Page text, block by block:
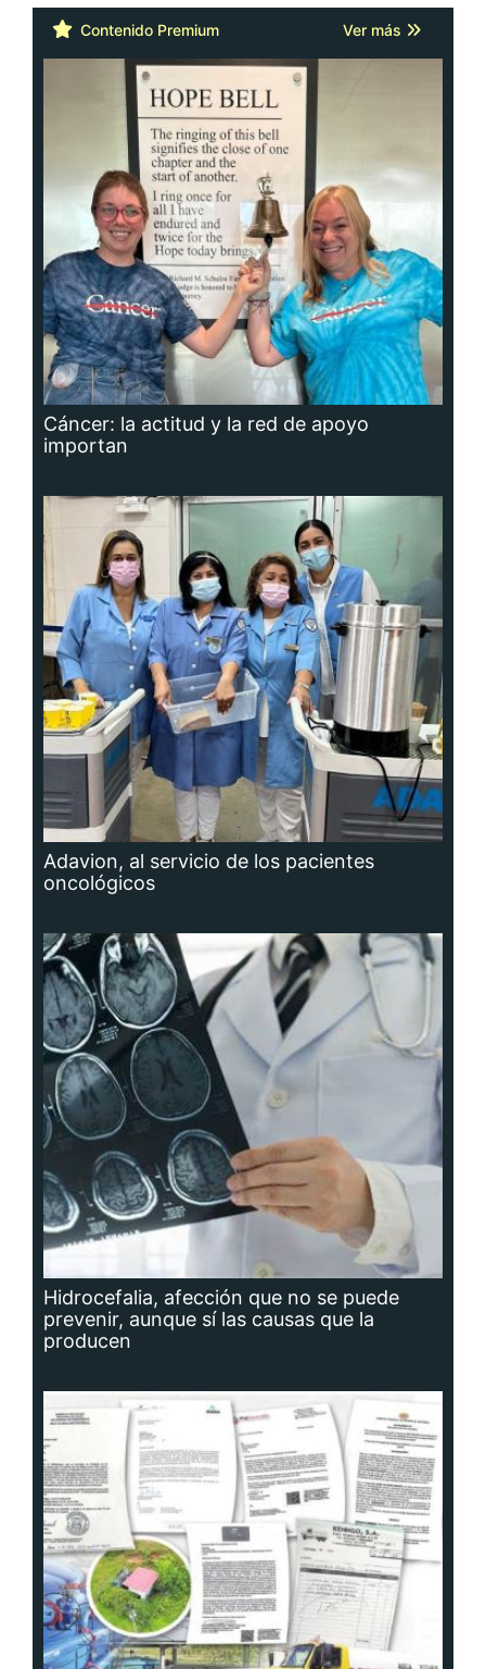
Contenido Premium Ver más
Cáncer: la actitud y la red de apoyo
importan
Adavion, al servicio de los pacientes
oncológicos
Hidrocefalia, afección que no se puede
prevenir, aunque sí las causas que la
producen